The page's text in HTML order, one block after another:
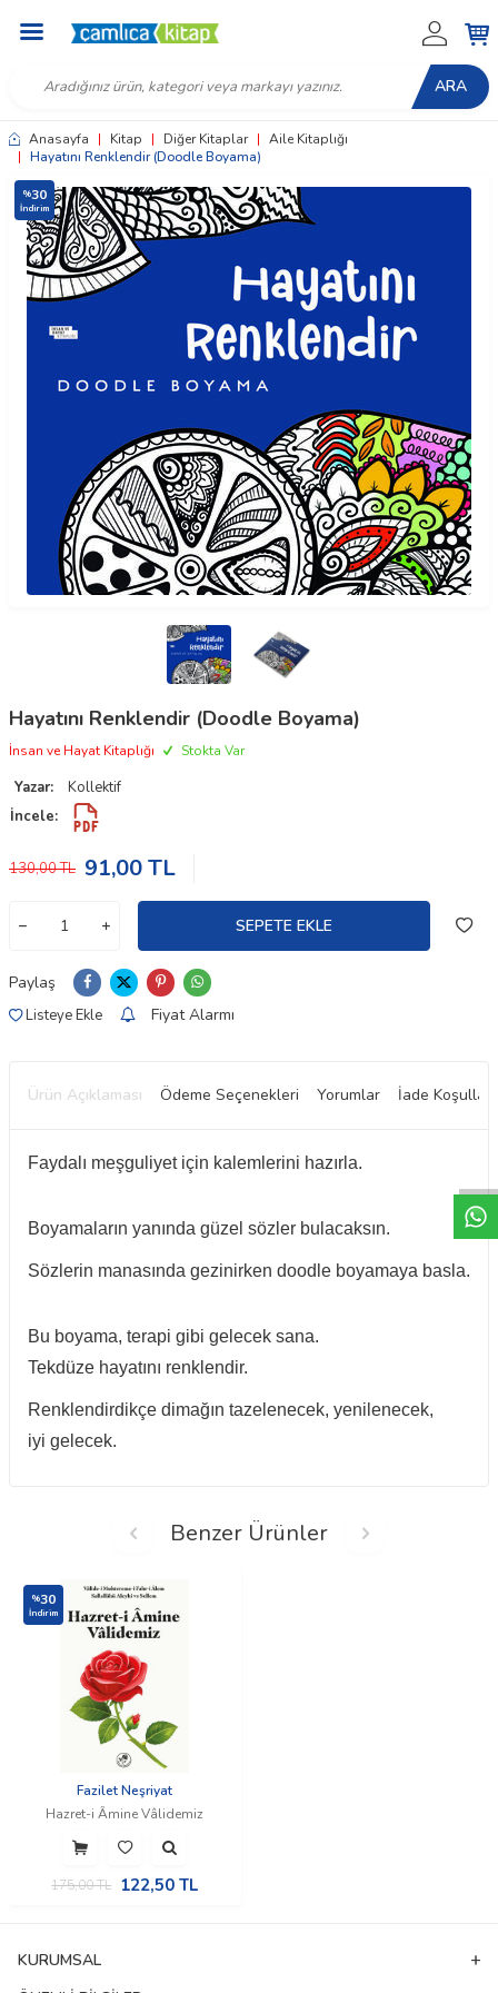
ARA
Anasayfa | Kitap | Diğer Kitaplar | Aile Kitaplığı
| Hayatını Renklendir (Doodle Boyama)
%30
İndirim
Hayatını Renklendir (Doodle Boyama)
İnsan ve Hayat Kitaplığı Stokta Var
Yazar:
Kollektif
İncele:
130,00TL 91,00TL
SEPETE EKLE
Paylaş
Listeye Ekle Fiyat Alarmı
Ürün Açıklaması Ödeme Seçenekleri Yorumlar İade Koşulları
Faydalı meşguliyet için kalemlerini hazırla.
Boyamaların yanında güzel sözler bulacaksın.
Sözlerin manasında gezinirken doodle boyamaya basla.
Bu boyama, terapi gibi gelecek sana.
Tekdüze hayatını renklendir.
Renklendirdikçe dimağın tazelenecek, yenilenecek,
iyi gelecek.
Benzer Ürünler
%30
İndirim
Fazilet Neşriyat
Hazret-i Âmine Vâlidemiz
175,00TL 122,50 TL
KURUMSAL